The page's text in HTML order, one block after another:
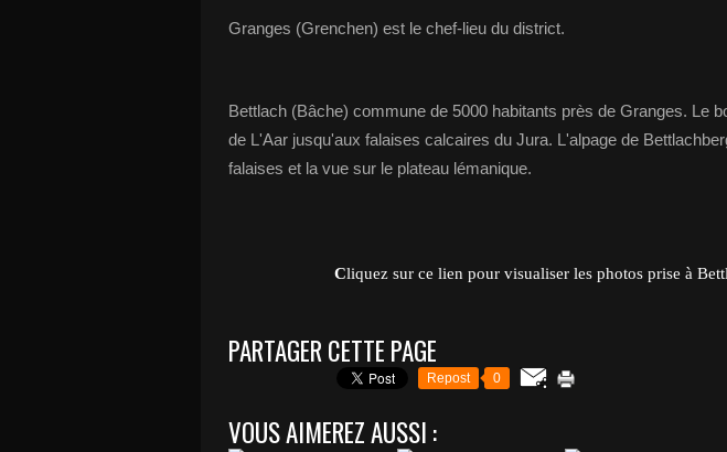
Granges (Grenchen) est le chef-lieu du district.
Bettlach (Bâche) commune de 5000 habitants près de Granges. Le
de L'Aar jusqu'aux falaises calcaires du Jura. L'alpage de
falaises et la vue sur le plateau lémanique.
Cliquez sur ce lien pour visualiser les photos prise à
PARTAGER CETTE PAGE
Repost 0
VOUS AIMEREZ AUSSI :